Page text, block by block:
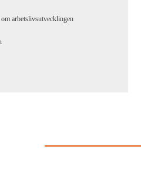
arbetslivsutvecklingen